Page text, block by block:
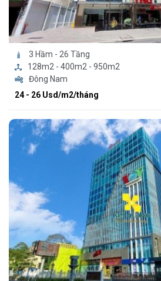
3 Hầm - 26 Tầng
128m2 - 400m2 - 950m2
Đông Nam
24 - 26 Usd/m2/tháng